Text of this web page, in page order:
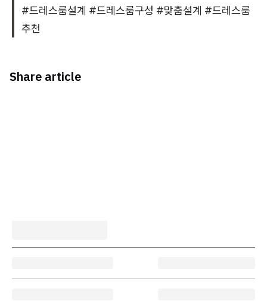
#드레스룸설계 #드레스룸구성 #맞춤설계 #드레스룸
추천
Share article